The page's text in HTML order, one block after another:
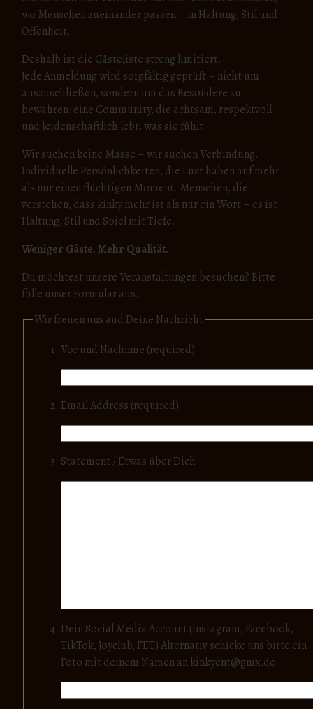
wo Menschen zueinander passen – in Haltung, Stil und
Offenheit.
Deshalb ist die Gästeliste streng limitiert.
Jede Anmeldung wird sorgfältig geprüft – nicht um
auszuschließen, sondern um das Besondere zu
bewahren: eine Community, die achtsam, respektvoll
und leidenschaftlich lebt, was sie fühlt.
Wir suchen keine Masse – wir suchen Verbindung.
Individuelle Persönlichkeiten, die Lust haben auf mehr
als nur einen flüchtigen Moment. Menschen, die
verstehen, dass kinky mehr ist als nur ein Wort – es ist
Haltung, Stil und Spiel mit Tiefe.
Weniger Gäste. Mehr Qualität.
Du möchtest unsere Veranstaltungen besuchen? Bitte
fülle unser Formular aus.
Wir freuen uns aud Deine Nachricht
Vor und Nachnme (required)
Email Address (required)
Statement / Etwas über Dich
Dein Social Media Account (Instagram, Facebook,
TikTok, Joyclub, FET) Alternativ schicke uns bitte ein
Foto mit deinem Namen an kinkyent@gmx.de